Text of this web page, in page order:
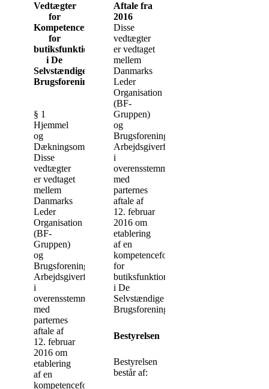
Vedtægter
for
Kompetencefonden
for
butiksfunktionærer
i De
Selvstændige
Brugsforeninger
§ 1
Hjemmel
og
Dækningsområde
Disse
vedtægter
er vedtaget
mellem
Danmarks
Leder
Organisation
(BF-
Gruppen)
og
Brugsforeningernes
Arbejdsgiverforening
i
overensstemmelse
med
parternes
aftale af
12. februar
2016 om
etablering
af en
kompetencefond
Aftale fra
2016
Disse
vedtægter
er vedtaget
mellem
Danmarks
Leder
Organisation
(BF-
Gruppen)
og
Brugsforeningernes
Arbejdsgiverforening
i
overensstemmelse
med
parternes
aftale af
12. februar
2016 om
etablering
af en
kompetencefond
for
butiksfunktionærer
i De
Selvstændige
Brugsforeninger.
Bestyrelsen
Bestyrelsen
består af: